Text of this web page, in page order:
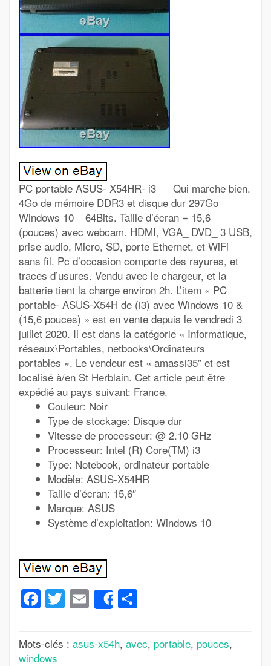
PC portable ASUS- X54HR- i3 __ Qui marche bien.
4Go de mémoire DDR3 et disque dur 297Go
Windows 10 _ 64Bits. Taille d’écran = 15,6
(pouces) avec webcam. HDMI, VGA_ DVD_ 3 USB,
prise audio, Micro, SD, porte Ethernet, et WiFi
sans fil. Pc d’occasion comporte des rayures, et
traces d’usures. Vendu avec le chargeur, et la
batterie tient la charge environ 2h. L’item « PC
portable- ASUS-X54H de (i3) avec Windows 10 &
(15,6 pouces) » est en vente depuis le vendredi 3
juillet 2020. Il est dans la catégorie « Informatique,
réseaux\Portables, netbooks\Ordinateurs
portables ». Le vendeur est « amassi35″ et est
localisé à/en St Herblain. Cet article peut être
expédié au pays suivant: France.
Couleur: Noir
Type de stockage: Disque dur
Vitesse de processeur: @ 2.10 GHz
Processeur: Intel (R) Core(TM) i3
Type: Notebook, ordinateur portable
Modèle: ASUS-X54HR
Taille d’écran: 15,6″
Marque: ASUS
Système d’exploitation: Windows 10
Facebook
Twitter
Email
Share
Mots-clés : asus-x54h, avec, portable, pouces,
windows